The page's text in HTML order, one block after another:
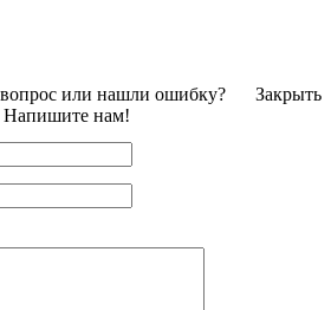
Закрыть
или нашли ошибку?
Напишите нам!